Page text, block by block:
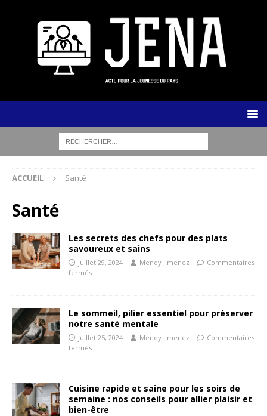
ACCUEIL Santé
Santé
Les secrets des chefs pour des plats
savoureux et sains
juillet 29, 2024 Mendy Jimenez
Commentaires
fermés
Le sommeil, pilier essentiel pour préserver
notre santé mentale
juillet 25, 2024 Mendy Jimenez
Commentaires
fermés
Cuisine rapide et saine pour les soirs de
semaine : nos conseils pour allier plaisir et
bien-être